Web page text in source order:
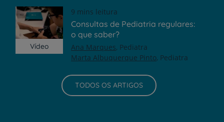
Vídeo
9 mins leitura
Consultas de Pediatria regulares:
o que saber?
Ana Marques Pediatra
Marta Albuquerque Pinto Pediatra
TODOS OS ARTIGOS